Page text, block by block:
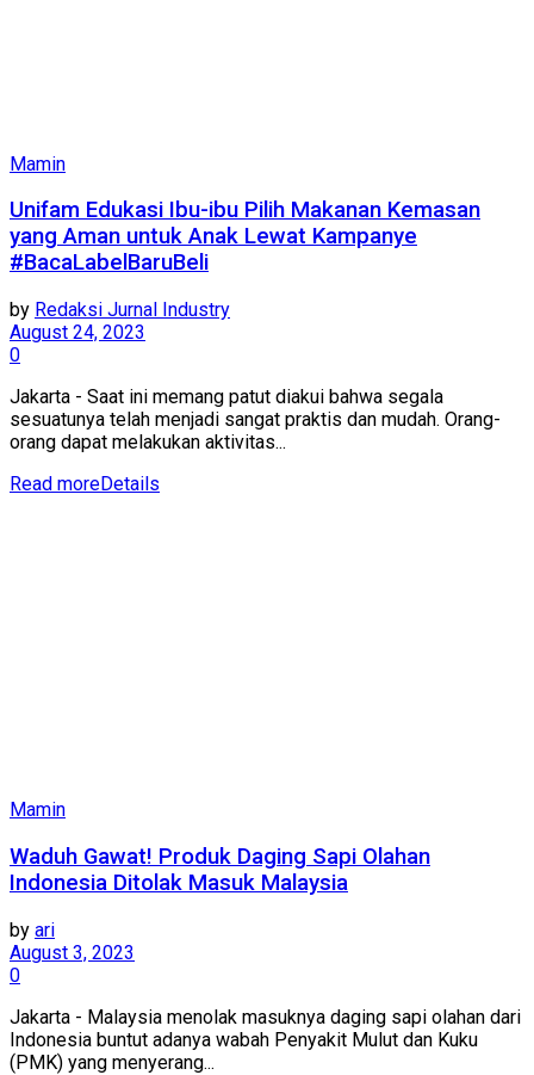
Mamin
Unifam Edukasi Ibu-ibu Pilih Makanan Kemasan
yang Aman untuk Anak Lewat Kampanye
#BacaLabelBaruBeli
by Redaksi Jurnal Industry
August 24, 2023
0
Jakarta - Saat ini memang patut diakui bahwa segala
sesuatunya telah menjadi sangat praktis dan mudah. Orang-
orang dapat melakukan aktivitas...
Read moreDetails
Mamin
Waduh Gawat! Produk Daging Sapi Olahan
Indonesia Ditolak Masuk Malaysia
by ari
August 3, 2023
0
Jakarta - Malaysia menolak masuknya daging sapi olahan dari
Indonesia buntut adanya wabah Penyakit Mulut dan Kuku
(PMK) yang menyerang...